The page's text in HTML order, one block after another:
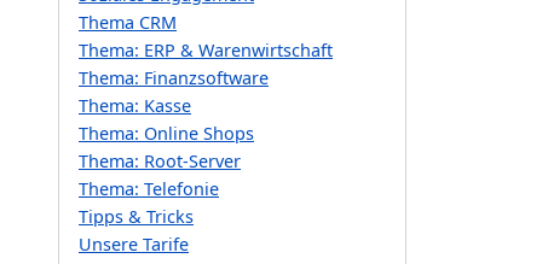
Thema CRM
Thema: ERP & Warenwirtschaft
Thema: Finanzsoftware
Thema: Kasse
Thema: Online Shops
Thema: Root-Server
Thema: Telefonie
Tipps & Tricks
Unsere Tarife